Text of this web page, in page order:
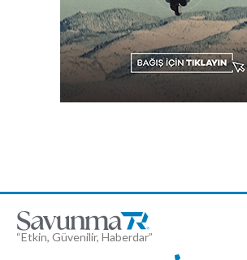
“Etkin, Güvenilir, Haberdar”